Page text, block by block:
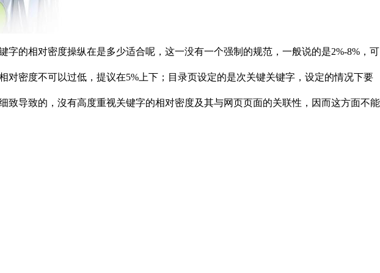
的相对密度操纵在是多少适合呢，这一没有一个强制的规范，一般说的是2%-8%，可
密度不可以过低，提议在5%上下；目录页设定的是次关键关键字，设定的情况下要
导致的，沒有高度重视关键字的相对密度及其与网页页面的关联性，因而这方面不能